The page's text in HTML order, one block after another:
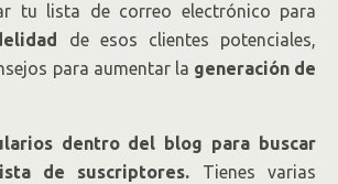
tu lista de correo electrónico para
de esos clientes potenciales,
para aumentar la generación de
dentro del blog para buscar
de suscriptores. Tienes varias